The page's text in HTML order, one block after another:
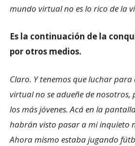
mundo virtual no es lo rico de la
Es la continuación de la
por otros medios.
Claro. Y tenemos que luchar para
virtual no se adueñe de nosotros,
los más jóvenes. Acá en la
habrán visto pasar a mi inquieto
Ahora mismo estaba jugando